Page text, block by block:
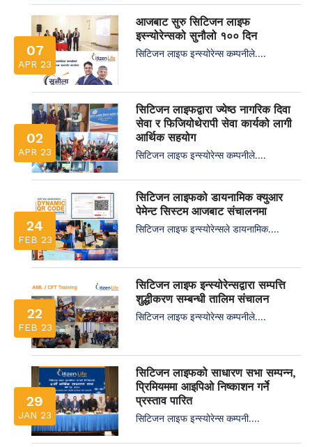
07
APR 23
आजबाट सुरु सिटिजन लाइफ
इस्न्योरेन्सको सुनौलो १०० दिन
सिटिजन लाइफ इन्स्योरेन्स कम्पनीले....
02
APR 23
सिटिजन लाइफद्वारा ज्येष्ठ नागरिक दिवा
सेवा र फिजियोथेरापी सेवा कार्यको लागी
आर्थिक सहयोग
सिटिजन लाइफ इन्स्योरेन्स कम्पनीले....
24
FEB 23
सिटिजन लाइफको डायनामिक क्युआर
पेमेन्ट सिस्टम आजबाट संचालनमा
सिटिजन लाइफ इन्स्योरेन्सले डायनामिक....
22
FEB 23
सिटिजन लाइफ इन्स्योरेन्सद्वारा सम्पत्ति
शुद्धीकरण सम्बन्धी तालिम संचालन
सिटिजन लाइफ इन्स्योरेन्स कम्पनीले....
29
JAN 23
सिटिजन लाइफको साधारण सभा सम्पन्न,
प्रिमियममा आइपिओ निष्काशन गर्ने
प्रस्ताव पारित
सिटिजन लाइफ इन्स्योरेन्स कम्पनी....